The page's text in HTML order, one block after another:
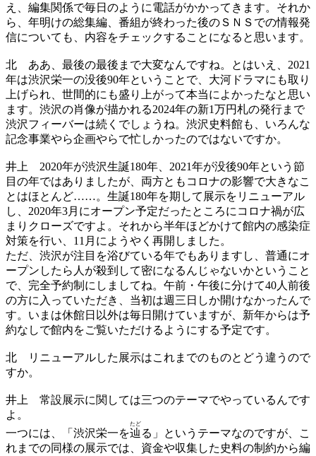
え、編集関係で毎日のように電話がかかってきます。それか
ら、年明けの総集編、番組が終わった後のＳＮＳでの情報発
信についても、内容をチェックすることになると思います。
北 ああ、最後の最後まで大変なんですね。とはいえ、2021
年は渋沢栄一の没後90年ということで、大河ドラマにも取り
上げられ、世間的にも盛り上がって本当によかったなと思い
ます。渋沢の肖像が描かれる2024年の新1万円札の発行まで
渋沢フィーバーは続くでしょうね。渋沢史料館も、いろんな
記念事業やら企画やらで忙しかったのではないですか。
井上
2020年が渋沢生誕180年、2021年が没後90年という節
目の年ではありましたが、両方ともコロナの影響で大きなこ
とはほとんど……。生誕180年を期して展示をリニューアル
し、2020年3月にオープン予定だったところにコロナ禍が広
まりクローズですよ。それから半年ほどかけて館内の感染症
対策を行い、11月にようやく再開しました。
ただ、渋沢が注目を浴びている年でもありますし、普通にオ
ープンしたら人が殺到して密になるんじゃないかということ
で、完全予約制にしましてね。午前・午後に分けて40人前後
の方に入っていただき、当初は週三日しか開けなかったんで
す。いまは休館日以外は毎日開けていますが、新年からは予
約なしで館内をご覧いただけるようにする予定です。
北 リニューアルした展示はこれまでのものとどう違うので
すか。
井上
常設展示に関しては三つのテーマでやっているんです
よ。
一つには、「渋沢栄一を辿
たど
る」というテーマなのですが、こ
れまでの同様の展示では、資金や収集した史料の制約から編